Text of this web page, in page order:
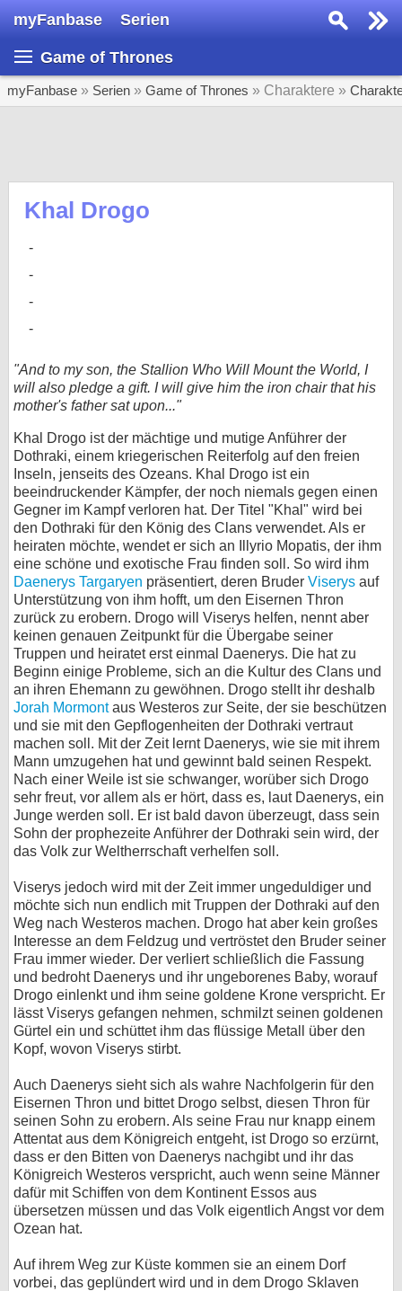
myFanbase Serien
Game of Thrones
myFanbase » Serien » Game of Thrones » Charaktere »
Khal Drogo
"And to my son, the Stallion Who Will Mount the World, I
will also pledge a gift. I will give him the iron chair that his
mother's father sat upon..."
Khal Drogo ist der mächtige und mutige Anführer der
Dothraki, einem kriegerischen Reiterfolg auf den freien
Inseln, jenseits des Ozeans. Khal Drogo ist ein
beeindruckender Kämpfer, der noch niemals gegen einen
Gegner im Kampf verloren hat. Der Titel "Khal" wird bei
den Dothraki für den König des Clans verwendet. Als er
heiraten möchte, wendet er sich an Illyrio Mopatis, der ihm
eine schöne und exotische Frau finden soll. So wird ihm
Daenerys Targaryen präsentiert, deren Bruder Viserys auf
Unterstützung von ihm hofft, um den Eisernen Thron
zurück zu erobern. Drogo will Viserys helfen, nennt aber
keinen genauen Zeitpunkt für die Übergabe seiner
Truppen und heiratet erst einmal Daenerys. Die hat zu
Beginn einige Probleme, sich an die Kultur des Clans und
an ihren Ehemann zu gewöhnen. Drogo stellt ihr deshalb
Jorah Mormontaus Westeros zur Seite, der sie beschützen
und sie mit den Gepflogenheiten der Dothraki vertraut
machen soll. Mit der Zeit lernt Daenerys, wie sie mit ihrem
Mann umzugehen hat und gewinnt bald seinen Respekt.
Nach einer Weile ist sie schwanger, worüber sich Drogo
sehr freut, vor allem als er hört, dass es, laut Daenerys, ein
Junge werden soll. Er ist bald davon überzeugt, dass sein
Sohn der prophezeite Anführer der Dothraki sein wird, der
das Volk zur Weltherrschaft verhelfen soll.
Viserys jedoch wird mit der Zeit immer ungeduldiger und
möchte sich nun endlich mit Truppen der Dothraki auf den
Weg nach Westeros machen. Drogo hat aber kein großes
Interesse an dem Feldzug und vertröstet den Bruder seiner
Frau immer wieder. Der verliert schließlich die Fassung
und bedroht Daenerys und ihr ungeborenes Baby, worauf
Drogo einlenkt und ihm seine goldene Krone verspricht. Er
lässt Viserys gefangen nehmen, schmilzt seinen goldenen
Gürtel ein und schüttet ihm das flüssige Metall über den
Kopf, wovon Viserys stirbt.
Auch Daenerys sieht sich als wahre Nachfolgerin für den
Eisernen Thron und bittet Drogo selbst, diesen Thron für
seinen Sohn zu erobern. Als seine Frau nur knapp einem
Attentat aus dem Königreich entgeht, ist Drogo so erzürnt,
dass er den Bitten von Daenerys nachgibt und ihr das
Königreich Westeros verspricht, auch wenn seine Männer
dafür mit Schiffen von dem Kontinent Essos aus
übersetzen müssen und das Volk eigentlich Angst vor dem
Ozean hat.
Auf ihrem Weg zur Küste kommen sie an einem Dorf
vorbei, das geplündert wird und in dem Drogo Sklaven
SERIEN
Forum
bei Facebook
Kontakt
Nutzungsbedingungen
Datenschutz
Cookie-Einstellungen
Impressum
Desktop-Ansicht
myFanbase